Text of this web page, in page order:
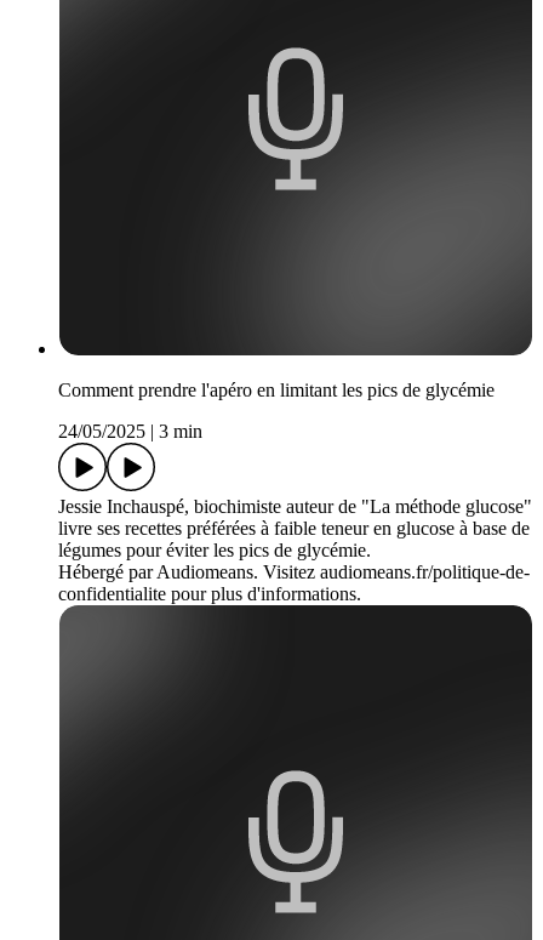
Comment prendre l'apéro en limitant les pics de glycémie
24/05/2025 | 3 min
Jessie Inchauspé, biochimiste auteur de "La méthode glucose"
livre ses recettes préférées à faible teneur en glucose à base de
légumes pour éviter les pics de glycémie.
Hébergé par Audiomeans. Visitez audiomeans.fr/politique-de-
confidentialite pour plus d'informations.